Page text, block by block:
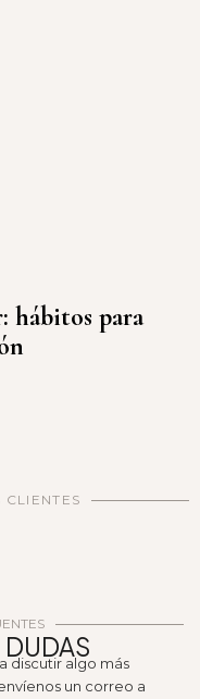
hábitos para
discutir algo más
un correo a